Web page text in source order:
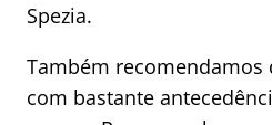
Spezia.
Também recomendamos
com bastante